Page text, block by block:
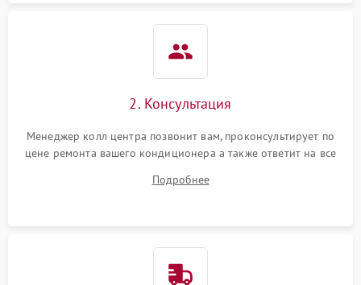
2. Консультация
Менеджер колл центра позвонит вам, проконсультирует по
цене ремонта вашего кондиционера а также ответит на все
Подробнее